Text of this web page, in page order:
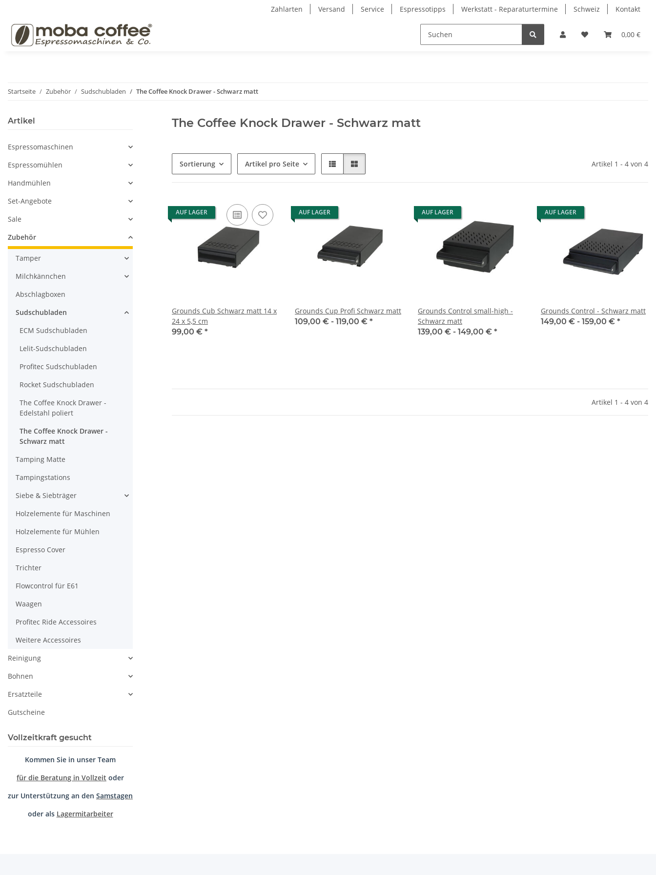
Zahlarten Versand Service Espressotipps Werkstatt - Reparaturtermine Schweiz Kontakt
0,00 €
Startseite Zubehör Sudschubladen The Coffee Knock Drawer - Schwarz matt
The Coffee Knock Drawer - Schwarz matt
Sortierung Artikel pro Seite Artikel 1 - 4 von 4
AUF LAGER
Grounds Cub Schwarz matt 14 x
24 x 5,5 cm
99,00 € *
AUF LAGER
Grounds Cup Profi Schwarz matt
109,00 € - 119,00 € *
AUF LAGER
Grounds Control small-high -
Schwarz matt
139,00 € - 149,00 € *
AUF LAGER
Grounds Control - Schwarz matt
149,00 € - 159,00 € *
Artikel 1 - 4 von 4
Artikel
Espressomaschinen
Espressomühlen
Handmühlen
Set-Angebote
Sale
Zubehör
Tamper
Milchkännchen
Abschlagboxen
Sudschubladen
ECM Sudschubladen
Lelit-Sudschubladen
Profitec Sudschubladen
Rocket Sudschubladen
The Coffee Knock Drawer -
Edelstahl poliert
The Coffee Knock Drawer -
Schwarz matt
Tamping Matte
Tampingstations
Siebe & Siebträger
Holzelemente für Maschinen
Holzelemente für Mühlen
Espresso Cover
Trichter
Flowcontrol für E61
Waagen
Profitec Ride Accessoires
Weitere Accessoires
Reinigung
Bohnen
Ersatzteile
Gutscheine
Vollzeitkraft gesucht
Kommen Sie in unser Team
für die Beratung in Vollzeit oder
zur Unterstützung an den Samstagen
oder als Lagermitarbeiter